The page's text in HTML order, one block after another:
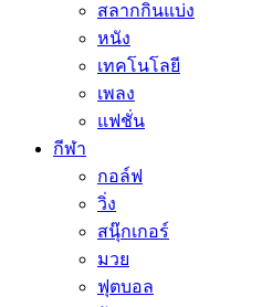
สลากกินแบ่ง
หนัง
เทคโนโลยี
เพลง
แฟชั่น
กีฬา
กอล์ฟ
วิ่ง
สนุ๊กเกอร์
มวย
ฟุตบอล